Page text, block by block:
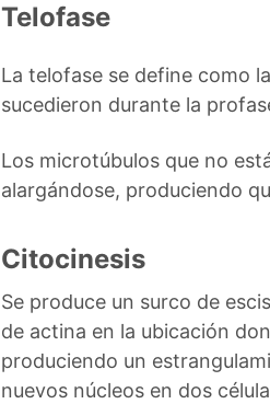
Telofase
La telofase se define como
sucedieron durante la
Los microtúbulos que no
alargándose, produciendo
Citocinesis
Se produce un surco de
de actina en la ubicación
produciendo un
nuevos núcleos en dos